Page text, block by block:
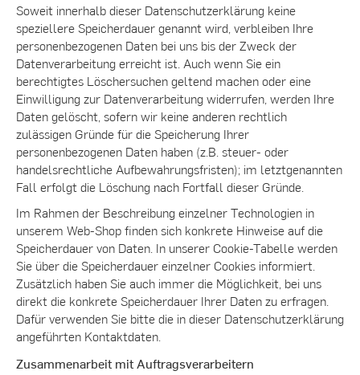
Soweit innerhalb dieser Datenschutzerklärung keine
speziellere Speicherdauer genannt wird, verbleiben Ihre
personenbezogenen Daten bei uns bis der Zweck der
Datenverarbeitung erreicht ist. Auch wenn Sie ein
berechtigtes Löschersuchen geltend machen oder eine
Einwilligung zur Datenverarbeitung widerrufen, werden Ihre
Daten gelöscht, sofern wir keine anderen rechtlich
zulässigen Gründe für die Speicherung Ihrer
personenbezogenen Daten haben (z.B. steuer- oder
handelsrechtliche Aufbewahrungsfristen); im letztgenannten
Fall erfolgt die Löschung nach Fortfall dieser Gründe.
Im Rahmen der Beschreibung einzelner Technologien in
unserem Web-Shop finden sich konkrete Hinweise auf die
Speicherdauer von Daten. In unserer Cookie-Tabelle werden
Sie über die Speicherdauer einzelner Cookies informiert.
Zusätzlich haben Sie auch immer die Möglichkeit, bei uns
direkt die konkrete Speicherdauer Ihrer Daten zu erfragen.
Dafür verwenden Sie bitte die in dieser Datenschutzerklärung
angeführten Kontaktdaten.
Zusammenarbeit mit Auftragsverarbeitern